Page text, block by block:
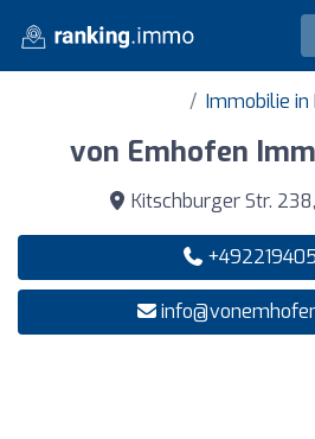
Immobilie in
von Emhofen
Kitschburger Str.